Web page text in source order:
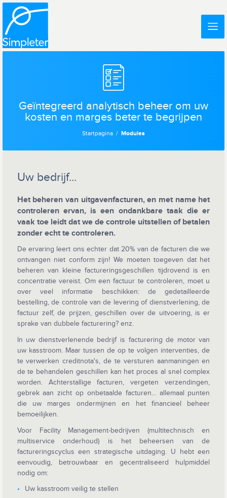
Geïntegreerd analytisch beheer om uw
kosten en marges beter te begrijpen
Startpagina Modules
Uw bedrijf...
Het beheren van uitgavenfacturen, en met name het
controleren ervan, is een ondankbare taak die er
vaak toe leidt dat we de controle uitstellen of betalen
zonder echt te controleren.
De ervaring leert ons echter dat 20% van de facturen die we
ontvangen niet conform zijn! We moeten toegeven dat het
beheren van kleine factureringsgeschillen tijdrovend is en
concentratie vereist. Om een factuur te controleren, moet u
over veel informatie beschikken: de gedetailleerde
bestelling, de controle van de levering of dienstverlening, de
factuur zelf, de prijzen, geschillen over de uitvoering, is er
sprake van dubbele facturering? enz.
In uw dienstverlenende bedrijf is facturering de motor van
uw kasstroom. Maar tussen de op te volgen interventies, de
te verwerken creditnota's, de te versturen aanmaningen en
de te behandelen geschillen kan het proces al snel complex
worden. Achterstallige facturen, vergeten verzendingen,
gebrek aan zicht op onbetaalde facturen... allemaal punten
die uw marges ondermijnen en het financieel beheer
bemoeilijken.
Voor Facility Management-bedrijven (multitechnisch en
multiservice onderhoud) is het beheersen van de
factureringscyclus een strategische uitdaging. U hebt een
eenvoudig, betrouwbaar en gecentraliseerd hulpmiddel
nodig om:
Uw kasstroom veilig te stellen